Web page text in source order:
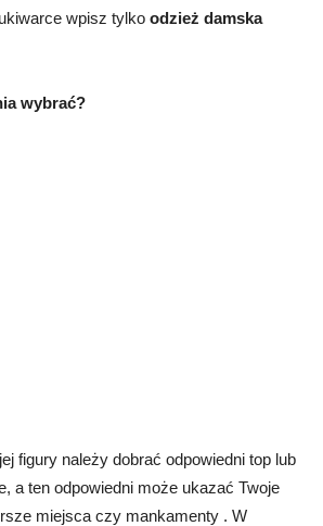
wpisz tylko odzież damska
wybrać?
figury należy dobrać odpowiedni top lub
a ten odpowiedni może ukazać Twoje
miejsca czy mankamenty . W